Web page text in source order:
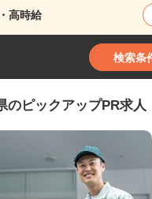
高時給
検索条
のピックアップPR求人